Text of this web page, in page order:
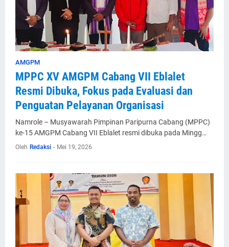
AMGPM
MPPC XV AMGPM Cabang VII Eblalet
Resmi Dibuka, Fokus pada Evaluasi dan
Penguatan Pelayanan Organisasi
Namrole – Musyawarah Pimpinan Paripurna Cabang (MPPC)
ke-15 AMGPM Cabang VII Eblalet resmi dibuka pada Mingg…
Oleh Redaksi - Mei 19, 2026